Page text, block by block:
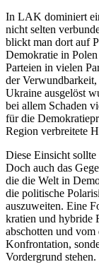
In LAK dominiert
nicht selten
blickt man dort auf
Demokratie in
Parteien in vielen
der
Ukraine ausgelöst
bei allem Schaden
für die
Region verbreitete
Diese Einsicht
Doch auch das
die die Welt in
die politi­sche
auszuweiten. Eine
kratien und hybride
abschotten und
Konfrontation,
Vordergrund stehen.